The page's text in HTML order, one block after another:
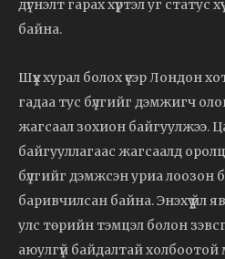
дүгнэлт гарах хүртэл уг статус
байна.
Шүүх хурал болох үеэр Лондон
гадаа тус бүлгийг дэмжигч
жагсаал зохион байгуулжээ.
байгууллагаас жагсаалд
бүлгийг дэмжсэн уриа лоозон
баривчилсан байна. Энэхүү
улс төрийн тэмцэл болон
аюулгүй байдалтай